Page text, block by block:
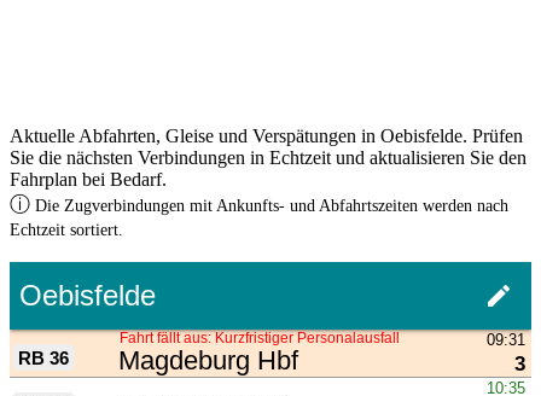
Aktuelle Abfahrten, Gleise und Verspätungen in Oebisfelde. Prüfen
Sie die nächsten Verbindungen in Echtzeit und aktualisieren Sie den
Fahrplan bei Bedarf.
ⓘ Die Zugverbindungen mit Ankunfts- und Abfahrtszeiten werden nach
Echtzeit sortiert.